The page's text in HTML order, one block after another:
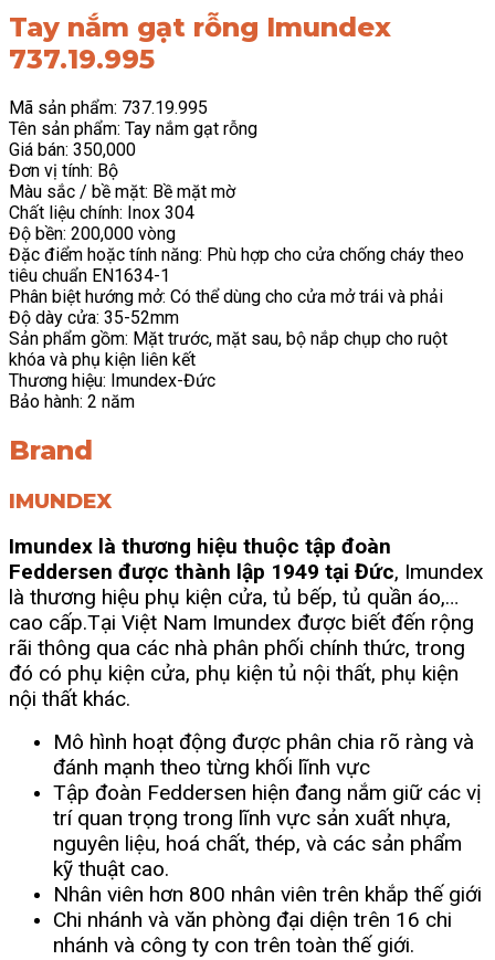
Tay nắm gạt rỗng Imundex
737.19.995
Mã sản phẩm: 737.19.995
Tên sản phẩm: Tay nắm gạt rỗng
Giá bán: 350,000
Đơn vị tính: Bộ
Màu sắc / bề mặt: Bề mặt mờ
Chất liệu chính: Inox 304
Độ bền: 200,000 vòng
Đặc điểm hoặc tính năng: Phù hợp cho cửa chống cháy theo
tiêu chuẩn EN1634-1
Phân biệt hướng mở: Có thể dùng cho cửa mở trái và phải
Độ dày cửa: 35-52mm
Sản phẩm gồm: Mặt trước, mặt sau, bộ nắp chụp cho ruột
khóa và phụ kiện liên kết
Thương hiệu: Imundex-Đức
Bảo hành: 2 năm
Brand
IMUNDEX
Imundex là thương hiệu thuộc tập đoàn
Feddersen được thành lập 1949 tại Đức, Imundex
là thương hiệu phụ kiện cửa, tủ bếp, tủ quần áo,…
cao cấp.Tại Việt Nam Imundex được biết đến rộng
rãi thông qua các nhà phân phối chính thức, trong
đó có phụ kiện cửa, phụ kiện tủ nội thất, phụ kiện
nội thất khác.
Mô hình hoạt động được phân chia rõ ràng và
đánh mạnh theo từng khối lĩnh vực
Tập đoàn Feddersen hiện đang nắm giữ các vị
trí quan trọng trong lĩnh vực sản xuất nhựa,
nguyên liệu, hoá chất, thép, và các sản phẩm
kỹ thuật cao.
Nhân viên hơn 800 nhân viên trên khắp thế giới
Chi nhánh và văn phòng đại diện trên 16 chi
nhánh và công ty con trên toàn thế giới.